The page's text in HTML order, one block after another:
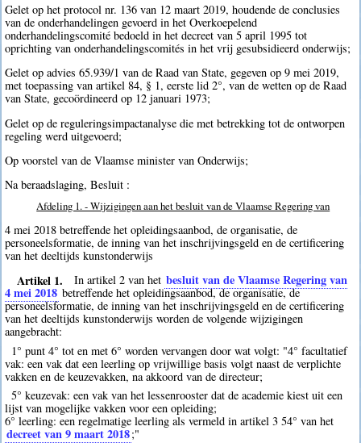
Gelet op het protocol nr. 136 van 12 maart 2019, houdende de conclusies
van de onderhandelingen gevoerd in het Overkoepelend
onderhandelingscomité bedoeld in het decreet van 5 april 1995 tot
oprichting van onderhandelingscomités in het vrij gesubsidieerd onderwijs;
Gelet op advies 65.939/1 van de Raad van State, gegeven op 9 mei 2019,
met toepassing van artikel 84, § 1, eerste lid 2°, van de wetten op de Raad
van State, gecoördineerd op 12 januari 1973;
Gelet op de reguleringsimpactanalyse die met betrekking tot de ontworpen
regeling werd uitgevoerd;
Op voorstel van de Vlaamse minister van Onderwijs;
Na beraadslaging, Besluit :
Afdeling 1. - Wijzigingen aan het besluit van de Vlaamse Regering van
4 mei 2018 betreffende het opleidingsaanbod, de organisatie, de
personeelsformatie, de inning van het inschrijvingsgeld en de certificering
van het deeltijds kunstonderwijs
Artikel 1. In artikel 2 van het besluit van de Vlaamse Regering van
4 mei 2018 betreffende het opleidingsaanbod, de organisatie, de
personeelsformatie, de inning van het inschrijvingsgeld en de certificering
van het deeltijds kunstonderwijs worden de volgende wijzigingen
aangebracht:
1° punt 4° tot en met 6° worden vervangen door wat volgt: "4° facultatief
vak: een vak dat een leerling op vrijwillige basis volgt naast de verplichte
vakken en de keuzevakken, na akkoord van de directeur;
5° keuzevak: een vak van het lessenrooster dat de academie kiest uit een
lijst van mogelijke vakken voor een opleiding;
6° leerling: een regelmatige leerling als vermeld in artikel 3 54° van het
decreet van 9 maart 2018;"